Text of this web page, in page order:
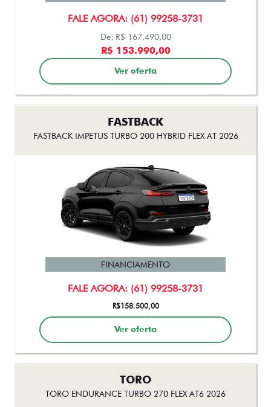
FALE AGORA: (61) 99258-3731
De: R$ 167.490,00
R$ 153.990,00
Ver oferta
FASTBACK
FASTBACK IMPETUS TURBO 200 HYBRID FLEX AT 2026
FALE AGORA: (61) 99258-3731
FINANCIAMENTO
R$158.500,00
Ver oferta
TORO
TORO ENDURANCE TURBO 270 FLEX AT6 2026